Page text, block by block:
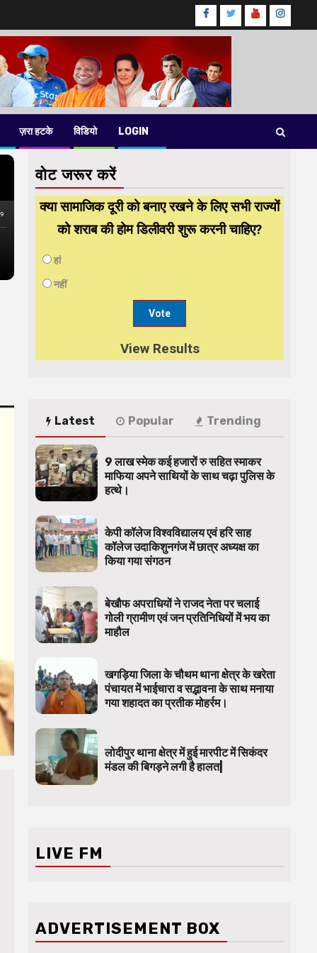
Facebook
TwitterYoutube
ज़रा हटके विडियो LOGIN
वोट जरूर करें
क्या सामाजिक दूरी को बनाए रखने के लिए सभी राज्यों
को शराब की होम डिलीवरी शुरू करनी चाहिए?
हां
नहीं
View Results
Latest Popular Trending
9 लाख स्मेक कई हजारों रु सहित स्माकर
माफिया अपने साथियों के साथ चढ़ा पुलिस के
हत्थे।
केपी कॉलेज विश्वविद्यालय एवं हरि साह
कॉलेज उदाकिशुनगंज में छात्र अध्यक्ष का
किया गया संगठन
बेखौफ अपराधियों ने राजद नेता पर चलाई
गोली ग्रामीण एवं जन प्रतिनिधियों में भय का
माहौल
खगड़िया जिला के चौथम थाना क्षेत्र के खरेता
पंचायत में भाईचारा व सद्भावना के साथ मनाया
गया शहादत का प्रतीक मोहर्रम।
लोदीपुर थाना क्षेत्र में हुई मारपीट में सिकंदर
मंडल की बिगड़ने लगी है हालत|
LIVE FM
ADVERTISEMENT BOX